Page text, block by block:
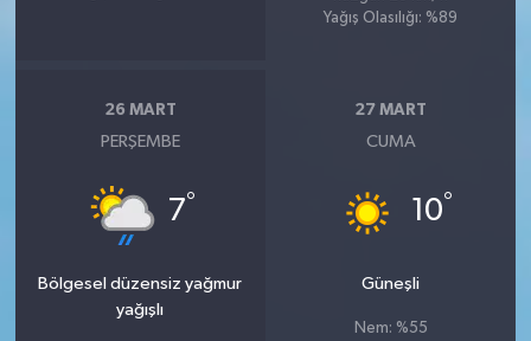
Yağış Olasılığı: %89
26 MART
PERŞEMBE
7°
Bölgesel düzensiz yağmur
yağışlı
27 MART
CUMA
10°
Güneşli
Nem: %55